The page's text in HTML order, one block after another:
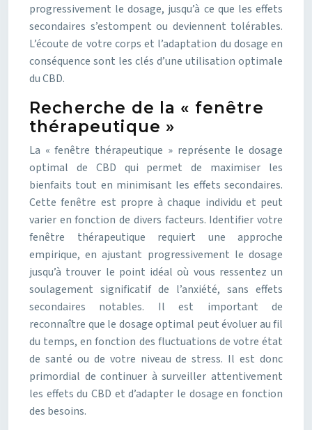
progressivement le dosage, jusqu’à ce que les effets
secondaires s’estompent ou deviennent tolérables.
L’écoute de votre corps et l’adaptation du dosage en
conséquence sont les clés d’une utilisation optimale
du CBD.
Recherche de la « fenêtre
thérapeutique »
La « fenêtre thérapeutique » représente le dosage
optimal de CBD qui permet de maximiser les
bienfaits tout en minimisant les effets secondaires.
Cette fenêtre est propre à chaque individu et peut
varier en fonction de divers facteurs. Identifier votre
fenêtre thérapeutique requiert une approche
empirique, en ajustant progressivement le dosage
jusqu’à trouver le point idéal où vous ressentez un
soulagement significatif de l’anxiété, sans effets
secondaires notables. Il est important de
reconnaître que le dosage optimal peut évoluer au fil
du temps, en fonction des fluctuations de votre état
de santé ou de votre niveau de stress. Il est donc
primordial de continuer à surveiller attentivement
les effets du CBD et d’adapter le dosage en fonction
des besoins.